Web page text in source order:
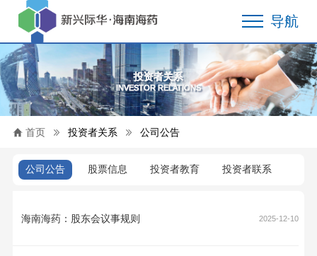
导航
投资者关系
INVESTOR RELATIONS
首页 投资者关系 公司公告
公司公告 股票信息 投资者教育 投资者联系
海南海药：股东会议事规则 2025-12-10